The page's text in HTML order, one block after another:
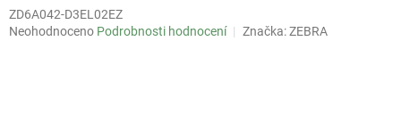
ZD6A042-D3EL02EZ
Průměrné
Neohodnoceno Podrobnosti hodnocení Značka:ZEBRA